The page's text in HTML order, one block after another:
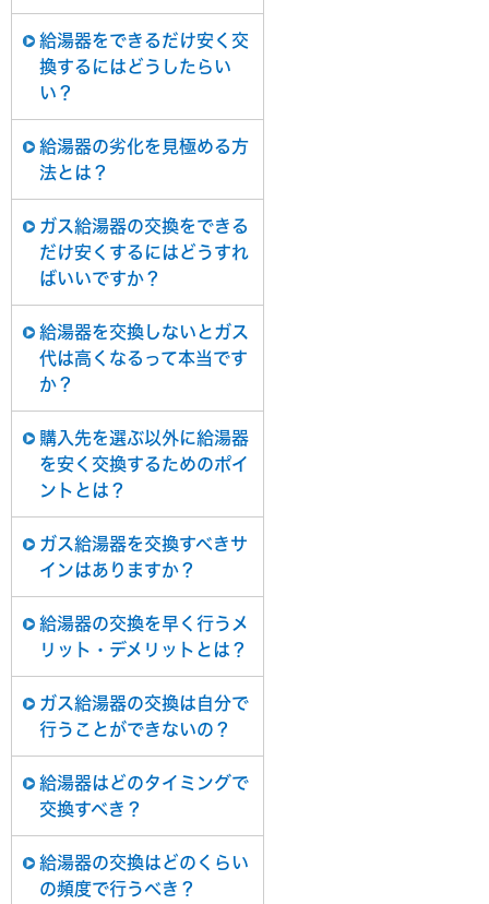
給湯器をできるだけ安く交
換するにはどうしたらい
い？
給湯器の劣化を見極める方
法とは？
ガス給湯器の交換をできる
だけ安くするにはどうすれ
ばいいですか？
給湯器を交換しないとガス
代は高くなるって本当です
か？
購入先を選ぶ以外に給湯器
を安く交換するためのポイ
ントとは？
ガス給湯器を交換すべきサ
インはありますか？
給湯器の交換を早く行うメ
リット・デメリットとは？
ガス給湯器の交換は自分で
行うことができないの？
給湯器はどのタイミングで
交換すべき？
給湯器の交換はどのくらい
の頻度で行うべき？